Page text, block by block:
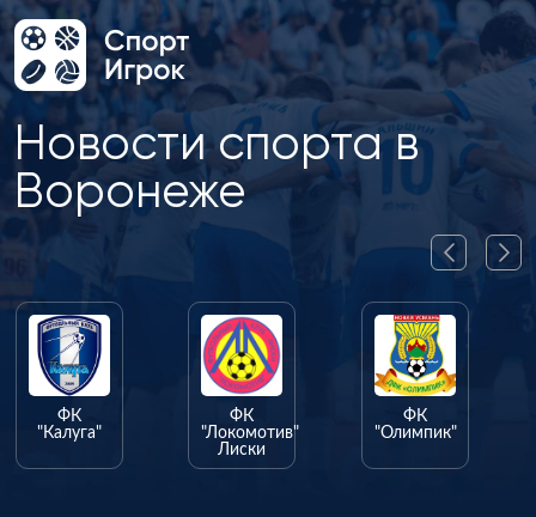
Новости спорта в
Воронеже
"Локомотив"
Лиски
"Олимпик"